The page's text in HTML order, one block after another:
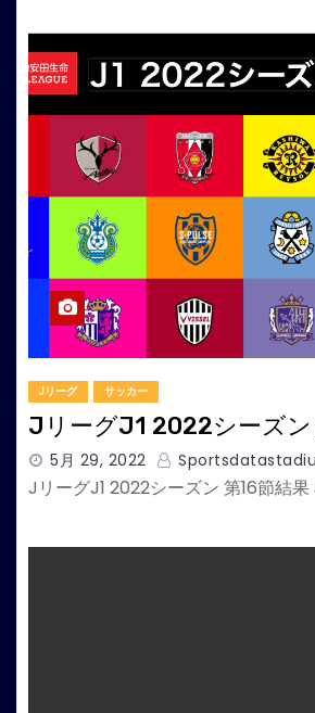
Jリーグ サッカー
JリーグJ1 2022シーズン
5月 29, 2022
JリーグJ1 2022シーズン 第16節結果